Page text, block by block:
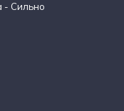
- Сильно